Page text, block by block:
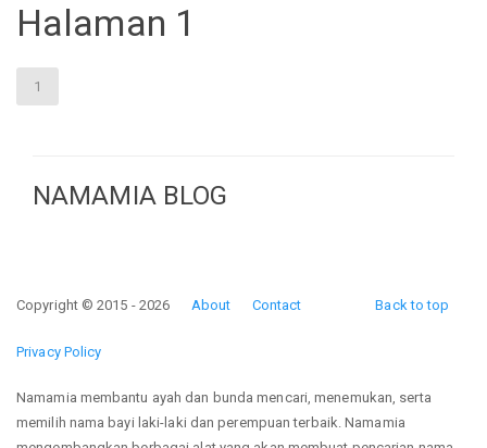
Halaman 1
1
NAMAMIA BLOG
Back to top
Copyright © 2015 - 2026 About Contact
Privacy Policy
Namamia membantu ayah dan bunda mencari, menemukan, serta
memilih nama bayi laki-laki dan perempuan terbaik. Namamia